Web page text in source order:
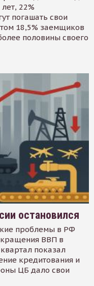
22%
погашать свои
18,5% заемщиков
половины своего
остановился
проблемы в РФ
ВВП в
показал
кредитования и
ЦБ дало свои